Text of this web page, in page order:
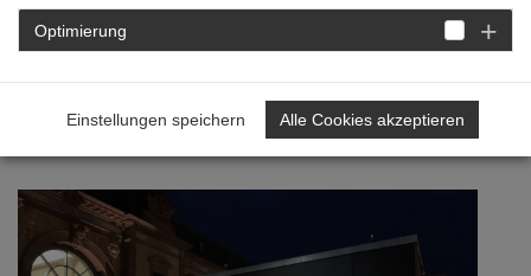
"Raum für Baukultur"
eröffnet
Optimierung
Einstellungen speichern Alle Cookies akzeptieren